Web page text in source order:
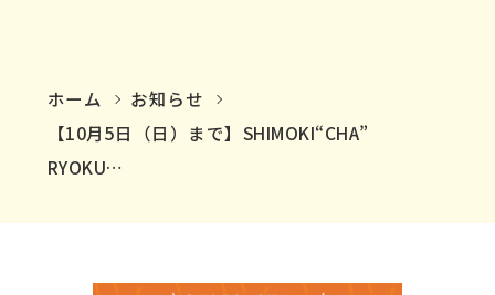
ホーム
お知らせ
【10月5日（日）まで】SHIMOKI“CHA”
RYOKU…